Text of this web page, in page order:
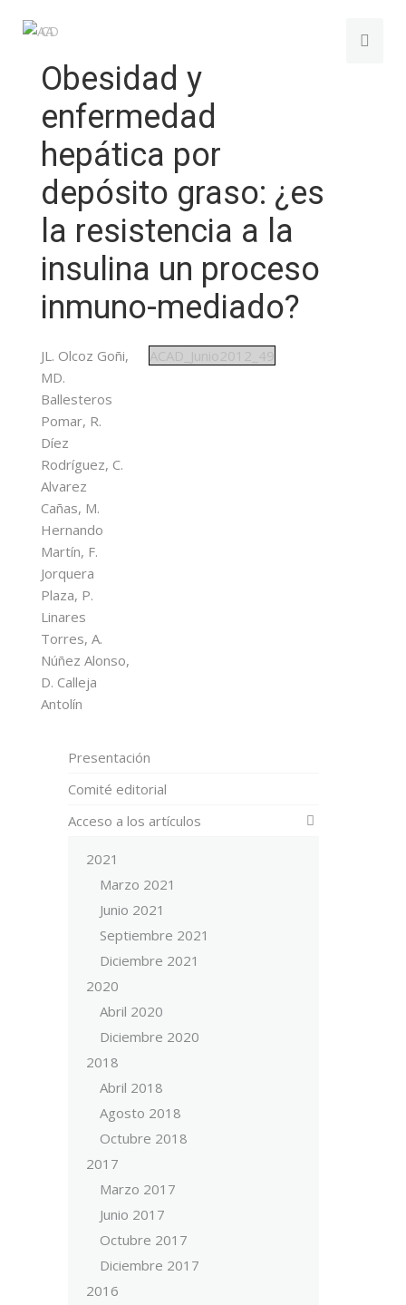
Obesidad y
enfermedad
hepática por
depósito graso: ¿es
la resistencia a la
insulina un proceso
inmuno-mediado?
JL. Olcoz Goñi,
MD.
Ballesteros
Pomar, R.
Díez
Rodríguez, C.
Alvarez
Cañas, M.
Hernando
Martín, F.
Jorquera
Plaza, P.
Linares
Torres, A.
Núñez Alonso,
D. Calleja
Antolín
ACAD_Junio2012_49
Presentación
Comité editorial
Acceso a los artículos
2021
Marzo 2021
Junio 2021
Septiembre 2021
Diciembre 2021
2020
Abril 2020
Diciembre 2020
2018
Abril 2018
Agosto 2018
Octubre 2018
2017
Marzo 2017
Junio 2017
Octubre 2017
Diciembre 2017
2016